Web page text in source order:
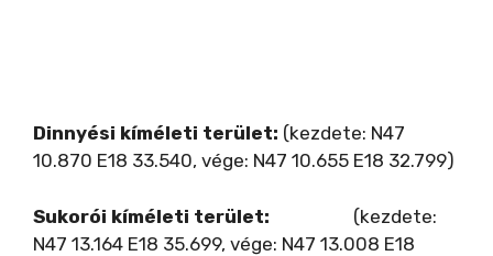
Dinnyési kíméleti terület: (kezdete: N47
10.870 E18 33.540, vége: N47 10.655 E18 32.799)
Sukorói kíméleti terület: (kezdete:
N47 13.164 E18 35.699, vége: N47 13.008 E18